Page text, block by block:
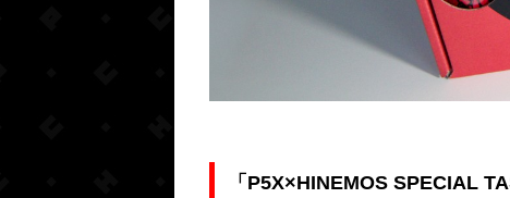
「P5X×HINEMOS SPECIAL